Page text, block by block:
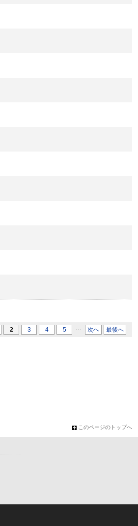
2 3 4 5 ... 次へ 最後へ
このページのトップへ